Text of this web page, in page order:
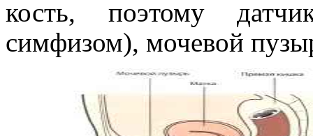
кость, поэтому
симфизом), мочевой